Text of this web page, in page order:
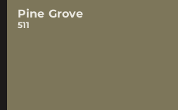
Pine Grove
511